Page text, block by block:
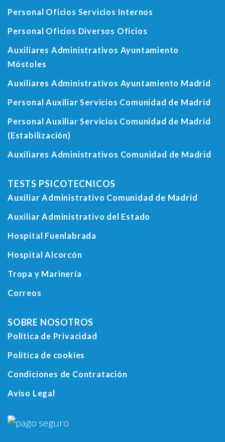
Personal Oficios Servicios Internos
Personal Oficios Diversos Oficios
Auxiliares Administrativos Ayuntamiento
Móstoles
Auxiliares Administrativos Ayuntamiento Madrid
Personal Auxiliar Servicios Comunidad de Madrid
Personal Auxiliar Servicios Comunidad de Madrid
(Estabilización)
Auxiliares Administrativos Comunidad de Madrid
TESTS PSICOTECNICOS
Auxiliar Administrativo Comunidad de Madrid
Auxiliar Administrativo del Estado
Hospital Fuenlabrada
Hospital Alcorcón
Tropa y Marinería
Correos
SOBRE NOSOTROS
Política de Privacidad
Política de cookies
Condiciones de Contratación
Aviso Legal